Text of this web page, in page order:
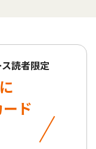
ス読者限定
ド